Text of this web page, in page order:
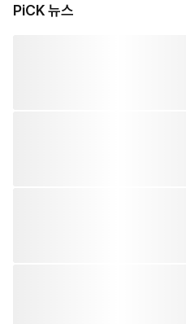
PiCK 뉴스